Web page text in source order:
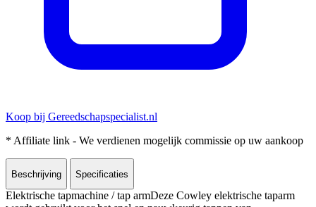
Koop bij Gereedschapspecialist.nl
* Affiliate link - We verdienen mogelijk commissie op uw aankoop
Beschrijving Specificaties
Elektrische tapmachine / tap armDeze Cowley elektrische taparm